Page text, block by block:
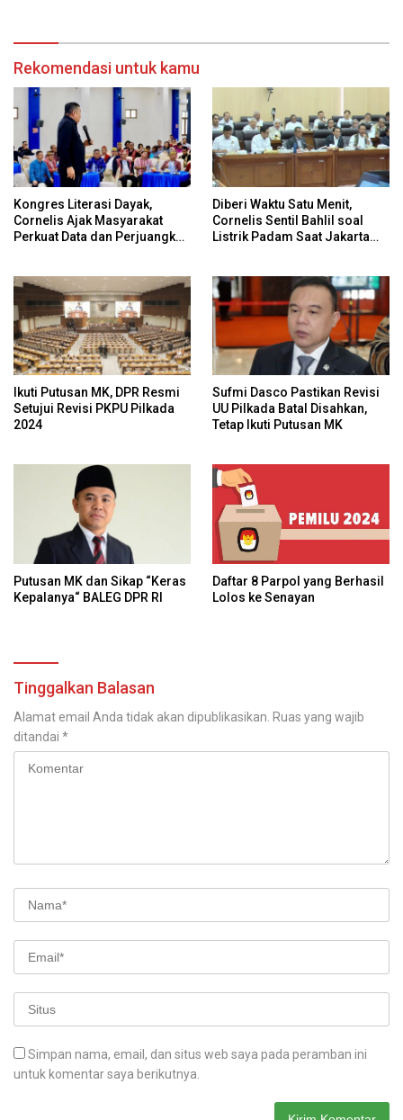
Rekomendasi untuk kamu
Kongres Literasi Dayak,
Cornelis Ajak Masyarakat
Perkuat Data dan Perjuangkan
Diberi Waktu Satu Menit,
Cornelis Sentil Bahlil soal
Listrik Padam Saat Jakarta
Ikuti Putusan MK, DPR Resmi
Setujui Revisi PKPU Pilkada
2024
Sufmi Dasco Pastikan Revisi
UU Pilkada Batal Disahkan,
Tetap Ikuti Putusan MK
Putusan MK dan Sikap “Keras
Kepalanya“ BALEG DPR RI
Daftar 8 Parpol yang Berhasil
Lolos ke Senayan
Tinggalkan Balasan
Alamat email Anda tidak akan dipublikasikan. Ruas yang wajib
ditandai *
Simpan nama, email, dan situs web saya pada peramban ini
untuk komentar saya berikutnya.